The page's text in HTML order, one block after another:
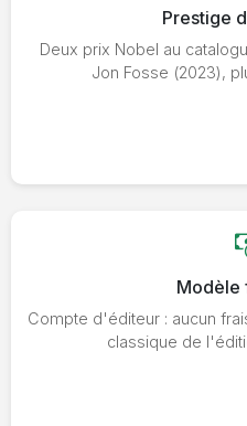
Prestige
Deux prix Nobel au
Jon Fosse (2023),
Modèle
Compte d'éditeur : aucun
classique de